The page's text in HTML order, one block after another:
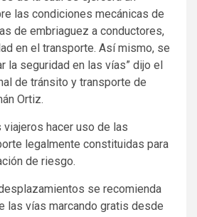
las condiciones mecánicas de
de embriaguez a conductores,
en el transporte. Así mismo, se
la seguridad en las vías” dijo el
de tránsito y transporte de
Ortiz.
hacer uso de las
legalmente constituidas para
de riesgo.
se recomienda
las vías marcando gratis desde